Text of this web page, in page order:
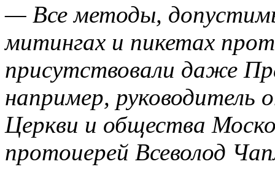
— Все методы,
митингах и пикетах
присутствовали даже
например, руководитель
Церкви и общества
протоиерей Всеволод